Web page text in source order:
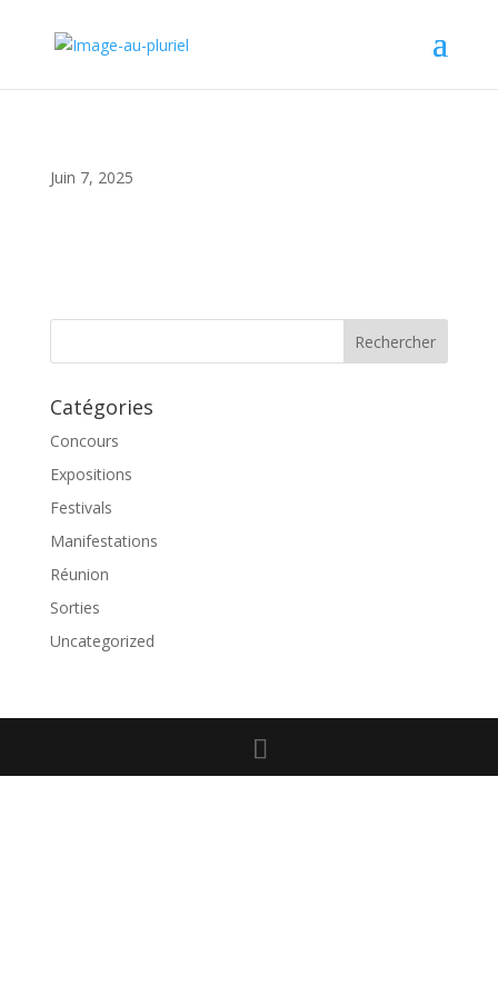
Juin 7, 2025
Catégories
Concours
Expositions
Festivals
Manifestations
Réunion
Sorties
Uncategorized